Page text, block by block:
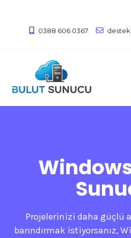
0388 606 0367
Projelerinizi daha güçlü
barındırmak istiyorsanız,